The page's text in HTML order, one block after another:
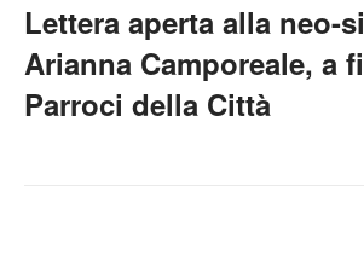
Lettera aperta alla neo-
Arianna Camporeale, a
Parroci della Città